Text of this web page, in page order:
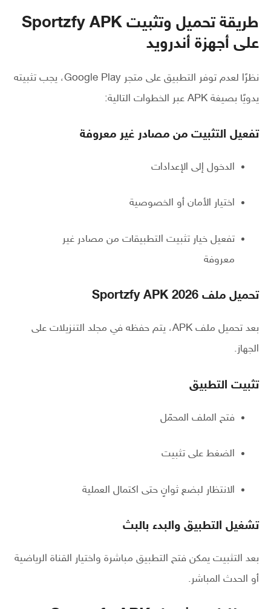
طريقة تحميل وتثبيت Sportzfy APK
على أجهزة أندرويد
نظرًا لعدم توفر التطبيق على متجر Google Play، يجب تثبيته
يدويًا بصيغة APK عبر الخطوات التالية:
تفعيل التثبيت من مصادر غير معروفة
الدخول إلى الإعدادات
اختيار الأمان أو الخصوصية
تفعيل خيار تثبيت التطبيقات من مصادر غير
معروفة
تحميل ملف Sportzfy APK 2026
بعد تحميل ملف APK، يتم حفظه في مجلد التنزيلات على
الجهاز.
تثبيت التطبيق
فتح الملف المحمّل
الضغط على تثبيت
الانتظار لبضع ثوانٍ حتى اكتمال العملية
تشغيل التطبيق والبدء بالبث
بعد التثبيت يمكن فتح التطبيق مباشرة واختيار القناة الرياضية
أو الحدث المباشر.